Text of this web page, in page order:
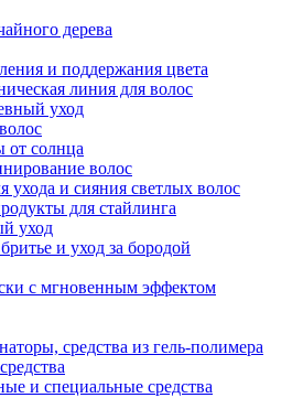
дерева
и поддержания цвета
линия для волос
уход
от солнца
волос
ухода и сияния светлых волос
для стайлинга
уход
и уход за бородой
с мгновенным эффектом
средства из гель-полимера
и специальные средства